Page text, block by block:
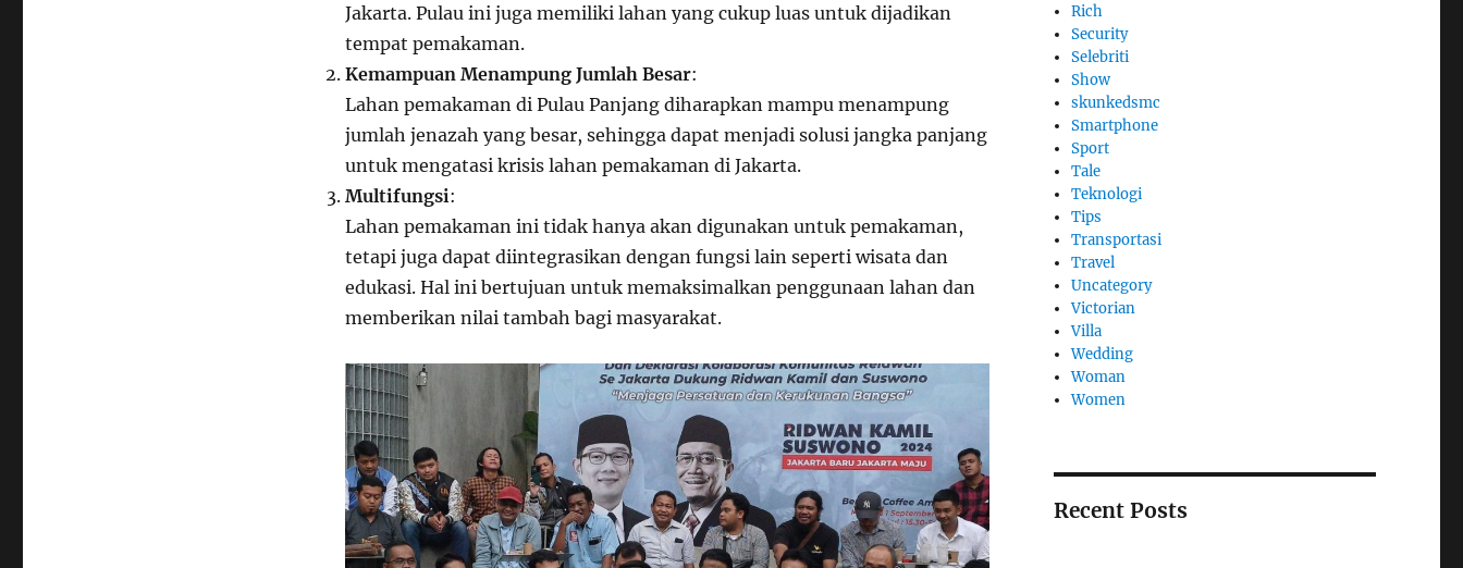
Jakarta. Pulau ini juga memiliki lahan yang cukup luas untuk dijadikan
tempat pemakaman.
Kemampuan Menampung Jumlah Besar:
Lahan pemakaman di Pulau Panjang diharapkan mampu menampung
jumlah jenazah yang besar, sehingga dapat menjadi solusi jangka panjang
untuk mengatasi krisis lahan pemakaman di Jakarta.
Multifungsi:
Lahan pemakaman ini tidak hanya akan digunakan untuk pemakaman,
tetapi juga dapat diintegrasikan dengan fungsi lain seperti wisata dan
edukasi. Hal ini bertujuan untuk memaksimalkan penggunaan lahan dan
memberikan nilai tambah bagi masyarakat.
Rich
Security
Selebriti
Show
skunkedsmc
Smartphone
Sport
Tale
Teknologi
Tips
Transportasi
Travel
Uncategory
Victorian
Villa
Wedding
Woman
Women
Recent Posts